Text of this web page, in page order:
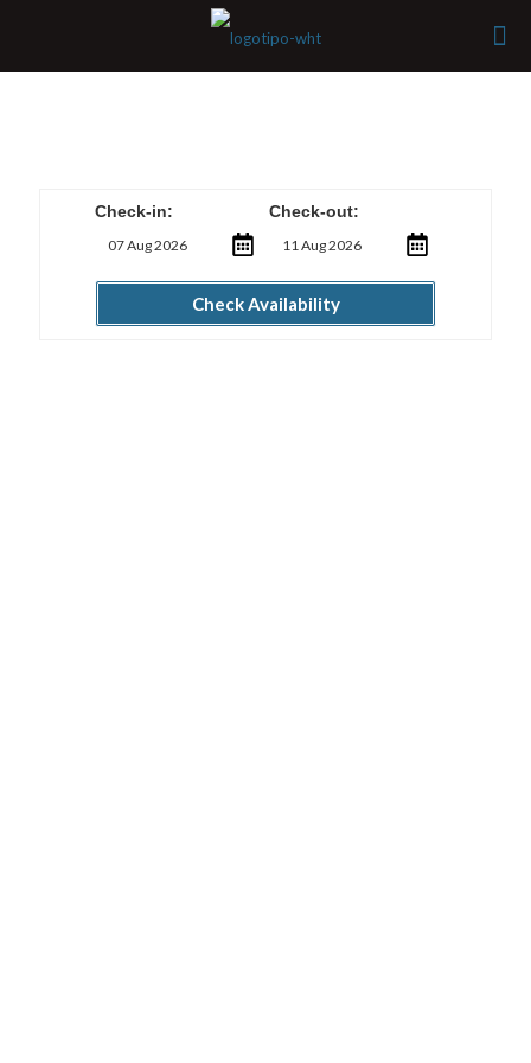
Check-in: Check-out:
Check Availability